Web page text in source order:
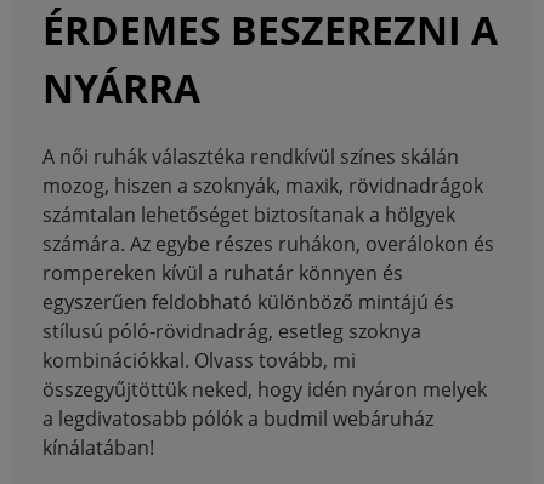
ÉRDEMES BESZEREZNI A
NYÁRRA
A női ruhák választéka rendkívül színes skálán
mozog, hiszen a szoknyák, maxik, rövidnadrágok
számtalan lehetőséget biztosítanak a hölgyek
számára. Az egybe részes ruhákon, overálokon és
rompereken kívül a ruhatár könnyen és
egyszerűen feldobható különböző mintájú és
stílusú póló-rövidnadrág, esetleg szoknya
kombinációkkal. Olvass tovább, mi
összegyűjtöttük neked, hogy idén nyáron melyek
a legdivatosabb pólók a budmil webáruház
kínálatában!